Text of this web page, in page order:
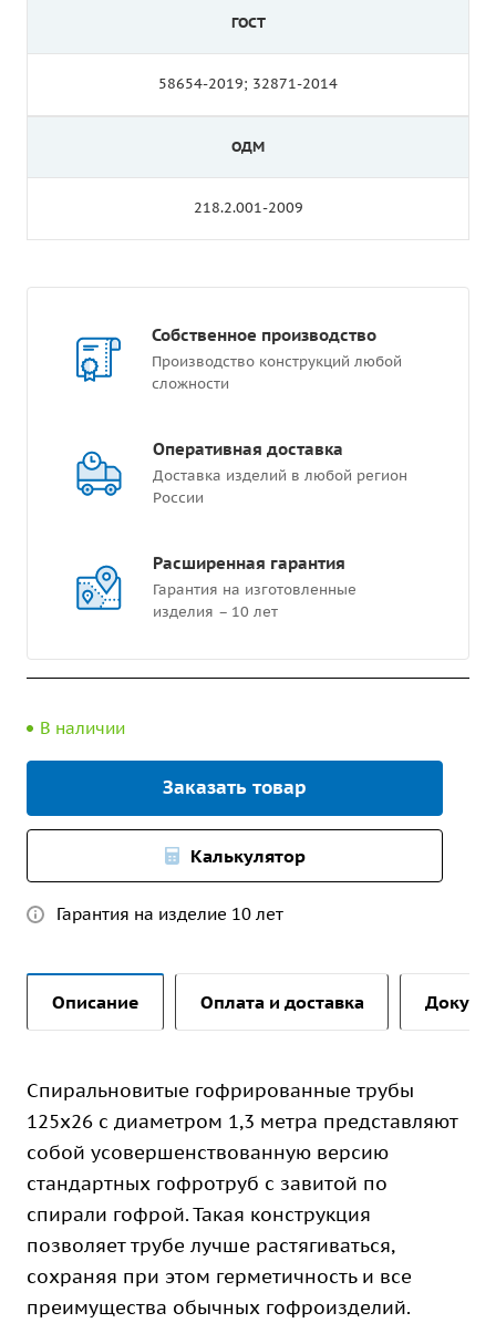
ГОСТ
58654-2019; 32871-2014
ОДМ
218.2.001-2009
Собственное производство
Производство конструкций любой
сложности
Оперативная доставка
Доставка изделий в любой регион
России
Расширенная гарантия
Гарантия на изготовленные
изделия – 10 лет
В наличии
Заказать товар
Калькулятор
Гарантия на изделие 10 лет
Описание Оплата и доставка
Спиральновитые гофрированные трубы
125х26 с диаметром 1,3 метра представляют
собой усовершенствованную версию
стандартных гофротруб с завитой по
спирали гофрой. Такая конструкция
позволяет трубе лучше растягиваться,
сохраняя при этом герметичность и все
преимущества обычных гофроизделий.